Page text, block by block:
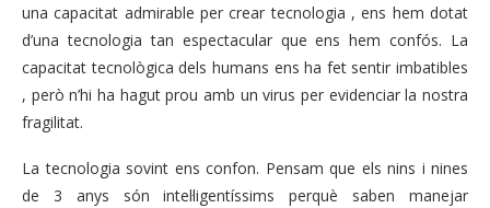
una capacitat admirable per crear tecnologia , ens hem dotat
d’una tecnologia tan espectacular que ens hem confós. La
capacitat tecnològica dels humans ens ha fet sentir imbatibles
, però n’hi ha hagut prou amb un virus per evidenciar la nostra
fragilitat.
La tecnologia sovint ens confon. Pensam que els nins i nines
de 3 anys són intel·ligentíssims perquè saben manejar